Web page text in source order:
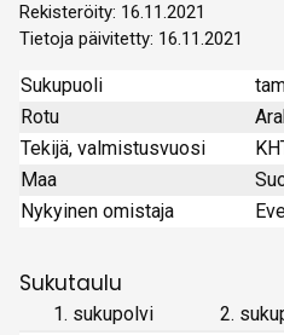
Rekisteröity: 16.11.2021
Tietoja päivitetty: 16.11.2021
Sukupuoli
Rotu
Tekijä, valmistusvuosi
Maa
Nykyinen omistaja
Sukutaulu
1. sukupolvi 2.